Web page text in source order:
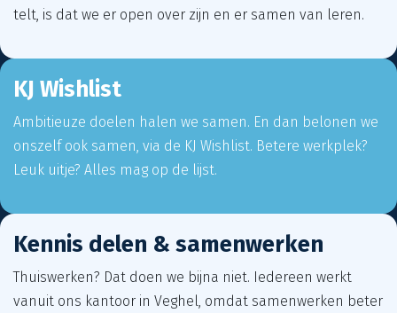
telt, is dat we er open over zijn en er samen van leren.
KJ Wishlist
Ambitieuze doelen halen we samen. En dan belonen we
onszelf ook samen, via de KJ Wishlist. Betere werkplek?
Leuk uitje? Alles mag op de lijst.
Kennis delen & samenwerken
Thuiswerken? Dat doen we bijna niet. Iedereen werkt
vanuit ons kantoor in Veghel, omdat samenwerken beter